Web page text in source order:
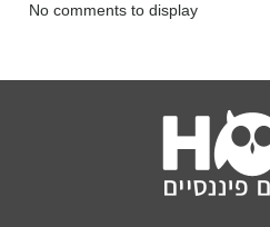
No comments to display